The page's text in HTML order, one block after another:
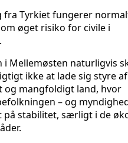
fra Tyrkiet fungerer
øget risiko for civile i
i Mellemøsten naturligvis
ikke at lade sig styre
og mangfoldigt land, hvor
– og
stabilitet, særligt i de